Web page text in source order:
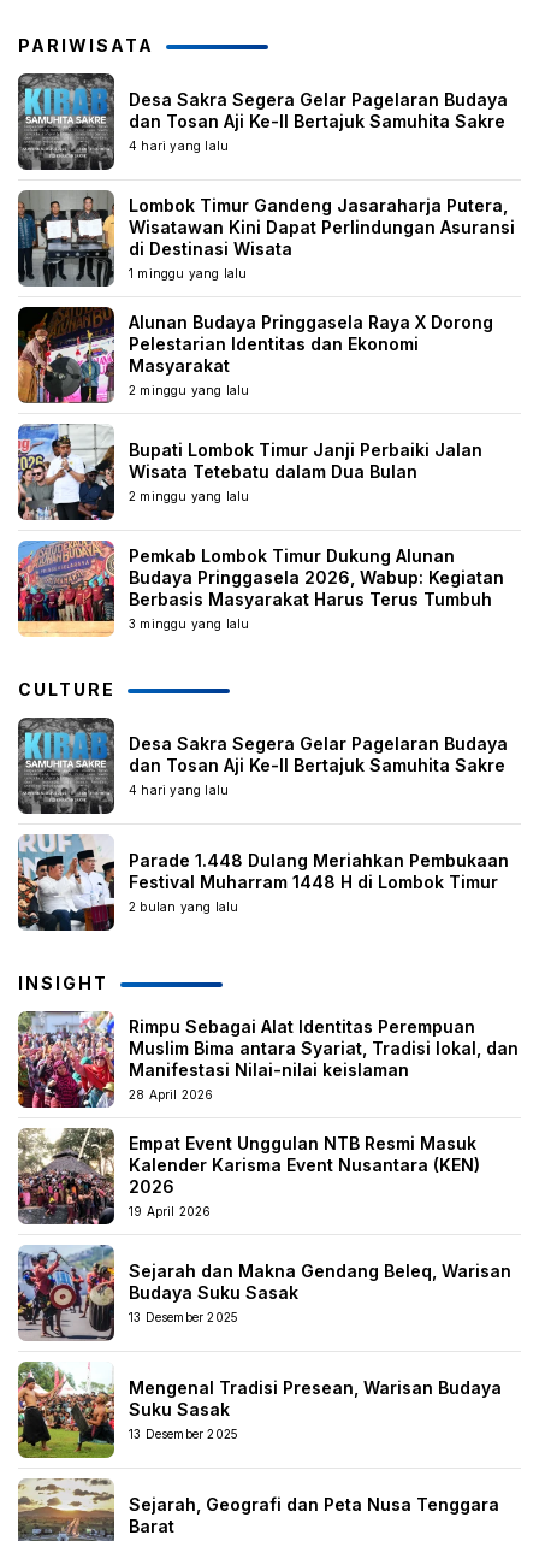
PARIWISATA
Desa Sakra Segera Gelar Pagelaran Budaya
dan Tosan Aji Ke-II Bertajuk Samuhita Sakre
4 hari yang lalu
Lombok Timur Gandeng Jasaraharja Putera,
Wisatawan Kini Dapat Perlindungan Asuransi
di Destinasi Wisata
1 minggu yang lalu
Alunan Budaya Pringgasela Raya X Dorong
Pelestarian Identitas dan Ekonomi
Masyarakat
2 minggu yang lalu
Bupati Lombok Timur Janji Perbaiki Jalan
Wisata Tetebatu dalam Dua Bulan
2 minggu yang lalu
Pemkab Lombok Timur Dukung Alunan
Budaya Pringgasela 2026, Wabup: Kegiatan
Berbasis Masyarakat Harus Terus Tumbuh
3 minggu yang lalu
CULTURE
Desa Sakra Segera Gelar Pagelaran Budaya
dan Tosan Aji Ke-II Bertajuk Samuhita Sakre
4 hari yang lalu
Parade 1.448 Dulang Meriahkan Pembukaan
Festival Muharram 1448 H di Lombok Timur
2 bulan yang lalu
INSIGHT
Rimpu Sebagai Alat Identitas Perempuan
Muslim Bima antara Syariat, Tradisi lokal, dan
Manifestasi Nilai-nilai keislaman
28 April 2026
Empat Event Unggulan NTB Resmi Masuk
Kalender Karisma Event Nusantara (KEN)
2026
19 April 2026
Sejarah dan Makna Gendang Beleq, Warisan
Budaya Suku Sasak
13 Desember 2025
Mengenal Tradisi Presean, Warisan Budaya
Suku Sasak
13 Desember 2025
Sejarah, Geografi dan Peta Nusa Tenggara
Barat